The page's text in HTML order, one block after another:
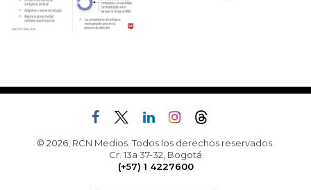
© 2026, RCN Medios. Todos los derechos reservados.
Cr. 13a 37-32, Bogotá
(+57) 1 4227600